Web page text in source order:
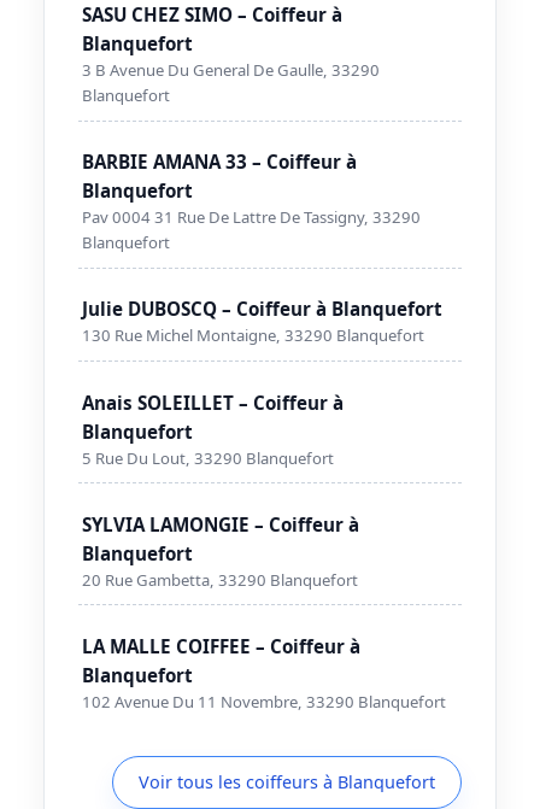
SASU CHEZ SIMO – Coiffeur à
Blanquefort
3 B Avenue Du General De Gaulle, 33290
Blanquefort
BARBIE AMANA 33 – Coiffeur à
Blanquefort
Pav 0004 31 Rue De Lattre De Tassigny, 33290
Blanquefort
Julie DUBOSCQ – Coiffeur à Blanquefort
130 Rue Michel Montaigne, 33290 Blanquefort
Anais SOLEILLET – Coiffeur à
Blanquefort
5 Rue Du Lout, 33290 Blanquefort
SYLVIA LAMONGIE – Coiffeur à
Blanquefort
20 Rue Gambetta, 33290 Blanquefort
LA MALLE COIFFEE – Coiffeur à
Blanquefort
102 Avenue Du 11 Novembre, 33290 Blanquefort
Voir tous les coiffeurs à Blanquefort